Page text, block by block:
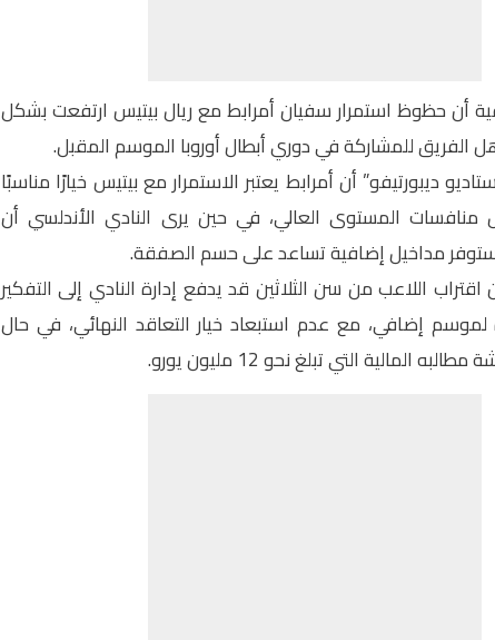
أن حظوظ استمرارسفيان أمرابطمع ريال بيتيس ارتفعت بشكل
الفريق للمشاركة في دوري أبطال أوروبا الموسم المقبل.
ديبورتيفو” أن أمرابط يعتبر الاستمرار مع بيتيس خيارًا مناسبًا
المستوى العالي، في حين يرى النادي الأندلسي أن
ستوفر مداخيل إضافية تساعد على حسم الصفقة.
اللاعب من سن الثلاثين قد يدفع إدارة النادي إلى التفكير
لموسم إضافي، مع عدم استبعاد خيار التعاقد النهائي، في حال
المالية التي تبلغ نحو 12 مليون يورو.